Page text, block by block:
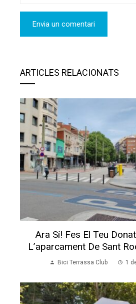
ARTICLES RELACIONATS
Ara Sí! Fes El Teu
L’aparcament De Sant
Bici Terrassa Club 1